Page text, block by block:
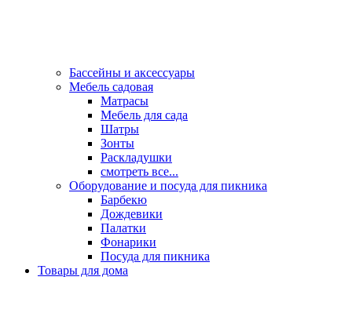
Бассейны и аксессуары
Мебель садовая
Матрасы
Мебель для сада
Шатры
Зонты
Раскладушки
смотреть все...
Оборудование и посуда для пикника
Барбекю
Дождевики
Палатки
Фонарики
Посуда для пикника
Товары для дома